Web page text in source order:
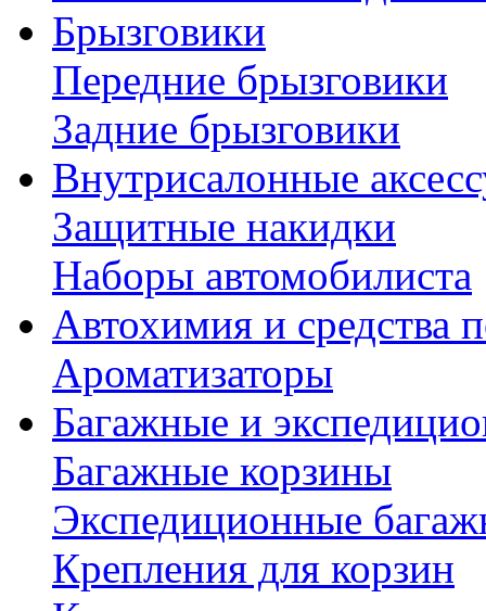
Брызговики
Передние брызговики
Задние брызговики
Внутрисалонные
Защитные накидки
Наборы автомобилиста
Автохимия и средства
Ароматизаторы
Багажные и
Багажные корзины
Экспедиционные
Крепления для корзин